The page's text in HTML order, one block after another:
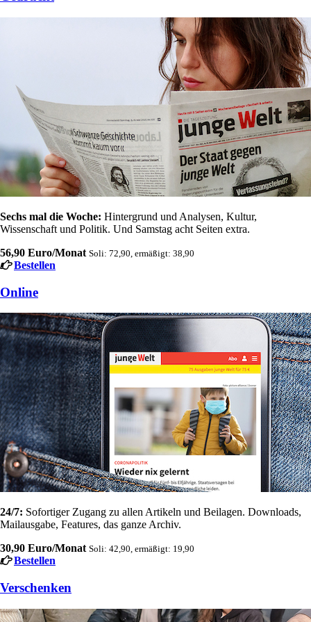
Sechs mal die Woche: Hintergrund und Analysen, Kultur,
Wissenschaft und Politik. Und Samstag acht Seiten extra.
56,90 Euro/Monat Soli: 72,90, ermäßigt: 38,90
Bestellen
Online
24/7: Sofortiger Zugang zu allen Artikeln und Beilagen. Downloads,
Mailausgabe, Features, das ganze Archiv.
30,90 Euro/Monat Soli: 42,90, ermäßigt: 19,90
Bestellen
Verschenken